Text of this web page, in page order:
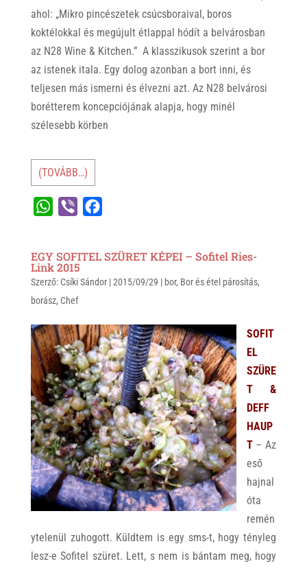
ahol: „Mikro pincészetek csúcsboraival, boros
koktélokkal és megújult étlappal hódít a belvárosban
az N28 Wine & Kitchen.” A klasszikusok szerint a bor
az istenek itala. Egy dolog azonban a bort inni, és
teljesen más ismerni és élvezni azt. Az N28 belvárosi
borétterem koncepciójának alapja, hogy minél
szélesebb körben
(TOVÁBB…)
t
s
A
p
p
e
r
e
b
o
k
EGY SOFITEL SZÜRET KÉPEI – Sofitel Ries-
Link 2015
Szerző: Csíki Sándor|2015/09/29 | bor, Bor és étel párosítás,
borász, Chef
SOFIT
EL
SZÜRE
T &
DEFF
HAUP
T– Az
eső
hajnal
óta
remén
ytelenül zuhogott. Küldtem is egy sms-t, hogy tényleg
lesz-e Sofitel szüret. Lett, s nem is bántam meg, hogy